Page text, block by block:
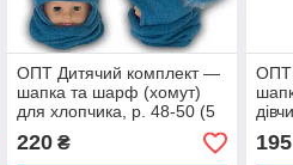
ОПТ Дитячий комплект —
шапка та шарф (хомут)
для хлопчика, р. 48-50 (5
шт./набір)
220₴
ОПТ
195